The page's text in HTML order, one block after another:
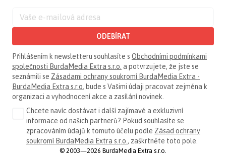
ODEBÍRAT
Přihlášením k newsletteru souhlasíte s Obchodními podmínkami
společnosti BurdaMedia Extra s.r.o. a potvrzujete, že jste se
seznámili se Zásadami ochrany soukromí BurdaMedia Extra -
BurdaMedia Extra s.r.o. bude s Vašimi údaji pracovat zejména k
organizaci a vyhodnocení akce a zasílání novinek.
Chcete navíc dostávat i další zajímavé a exkluzivní
informace od našich partnerů? Pokud souhlasíte se
zpracováním údajů k tomuto účelu podle Zásad ochrany
soukromí BurdaMedia Extra s.r.o. , zaškrtněte toto pole.
© 2003—2026 BurdaMedia Extra s.r.o.